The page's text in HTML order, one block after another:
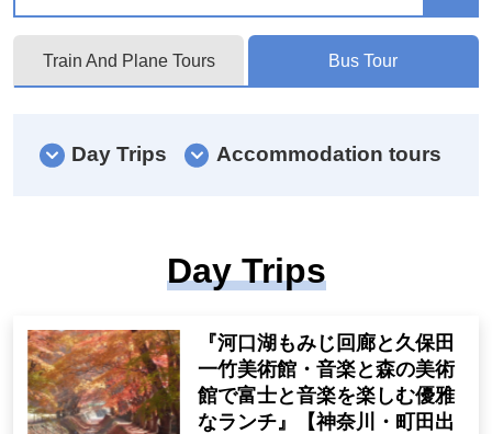
Train And Plane Tours Bus Tour
Day Trips Accommodation tours
Day Trips
『河口湖もみじ回廊と久保田
一竹美術館・音楽と森の美術
館で富士と音楽を楽しむ優雅
なランチ』【神奈川・町田出